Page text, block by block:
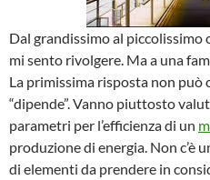
Dal grandissimo al piccolissimo
mi sento rivolgere. Ma a una
La primissima risposta non può
“dipende”. Vanno piuttosto
parametri per l’efficienza di un
produzione di energia. Non c’è
di elementi da prendere in